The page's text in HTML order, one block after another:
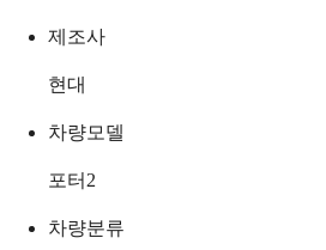
제조사
현대
차량모델
포터2
차량분류